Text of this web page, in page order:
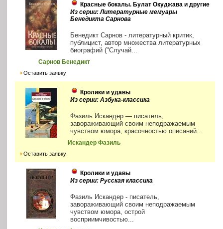
Красные бокалы. Булат Окуджава и другие
Из серии: Литературные мемуары
Бенедикта Сарнова
Бенедикт Сарнов - литературный критик,
публицист, автор множества литературных
биографий ("Случай...
Сарнов Бенедикт
Оставить заявку
Кролики и удавы
Из серии: Азбука-классика
Фазиль Искандер — писатель,
завораживающий своим неподражаемым
чувством юмора, красочностью описаний...
Искандер Фазиль
Оставить заявку
Кролики и удавы
Из серии: Русская классика
Фазиль Искандер - писатель,
завораживающий своим неподражаемым
чувством юмора, острой
восприимчивостью...